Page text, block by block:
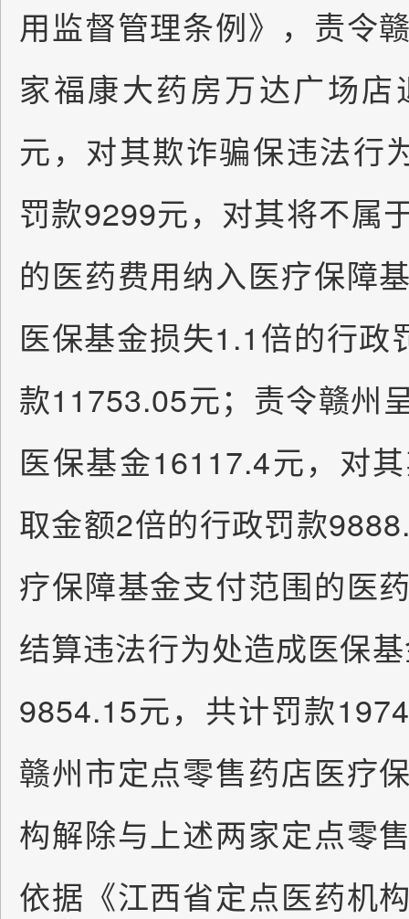
用监督管理条例》，责令
家福康大药房万达广场
元，对其欺诈骗保违法行
罚款9299元，对其将不属
的医药费用纳入医疗保障
医保基金损失1.1倍的行
款11753.05元；责令赣州
医保基金16117.4元，对
取金额2倍的行政罚款
疗保障基金支付范围的医
结算违法行为处造成医保
9854.15元，共计罚款
赣州市定点零售药店医疗
构解除与上述两家定点零
依据《江西省定点医药机